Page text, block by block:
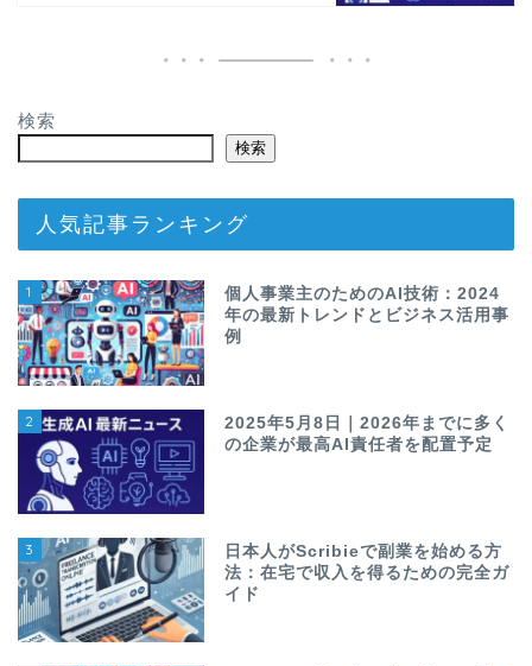
検索
検索
人気記事ランキング
1
個人事業主のためのAI技術：2024
年の最新トレンドとビジネス活用事
例
2
2025年5月8日｜2026年までに多く
の企業が最高AI責任者を配置予定
3
日本人がScribieで副業を始める方
法：在宅で収入を得るための完全ガ
イド